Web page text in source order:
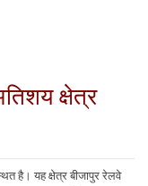
क्षेत्र
है। यह क्षेत्र बीजापुर रेलवे